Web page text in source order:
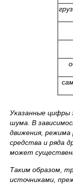
Указанные цифры
шума. В
движения, режима
средства и ряда
может
Таким образом,
источниками,